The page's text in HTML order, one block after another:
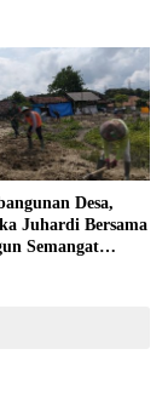
Desa,
Juhardi Bersama
Semangat